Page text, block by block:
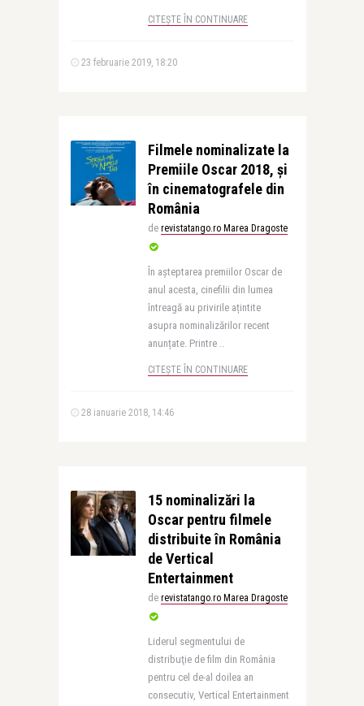
CITEȘTE ÎN CONTINUARE
23 februarie 2019, 18:20
Filmele nominalizate la
Premiile Oscar 2018, și
în cinematografele din
România
de revistatango.ro Marea Dragoste
În așteptarea premiilor Oscar de
anul acesta, cinefilii din lumea
întreagă au privirile ațintite
asupra nominalizărilor recent
anunțate. Printre ..
CITEȘTE ÎN CONTINUARE
28 ianuarie 2018, 14:46
15 nominalizări la
Oscar pentru filmele
distribuite în România
de Vertical
Entertainment
de revistatango.ro Marea Dragoste
Liderul segmentului de
distribuţie de film din România
pentru cel de-al doilea an
consecutiv, Vertical Entertainment